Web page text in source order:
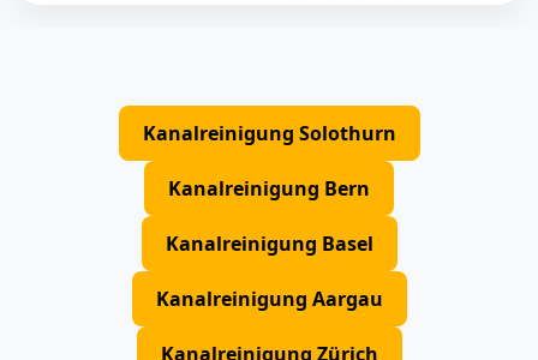
Kanalreinigung Solothurn
Kanalreinigung Bern
Kanalreinigung Basel
Kanalreinigung Aargau
Kanalreinigung Zürich